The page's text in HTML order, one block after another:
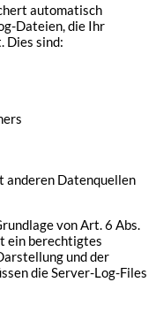
automatisch
Dateien, die Ihr
Dies sind:
anderen Datenquellen
von Art. 6 Abs.
ein berechtigtes
und der
die Server-Log-Files